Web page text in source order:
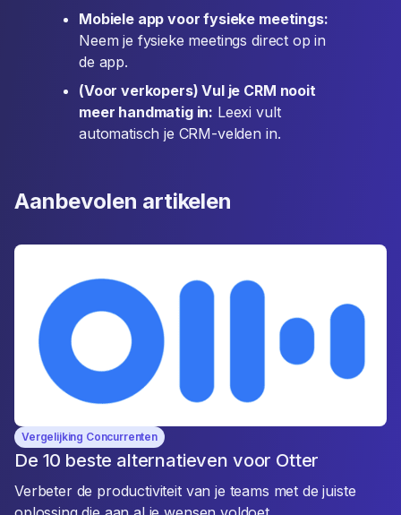
Mobiele app voor fysieke meetings:
Neem je fysieke meetings direct op in
de app.
(Voor verkopers) Vul je CRM nooit
meer handmatig in: Leexi vult
automatisch je CRM-velden in.
Aanbevolen artikelen
Vergelijking Concurrenten
De 10 beste alternatieven voor Otter
Verbeter de productiviteit van je teams met de juiste